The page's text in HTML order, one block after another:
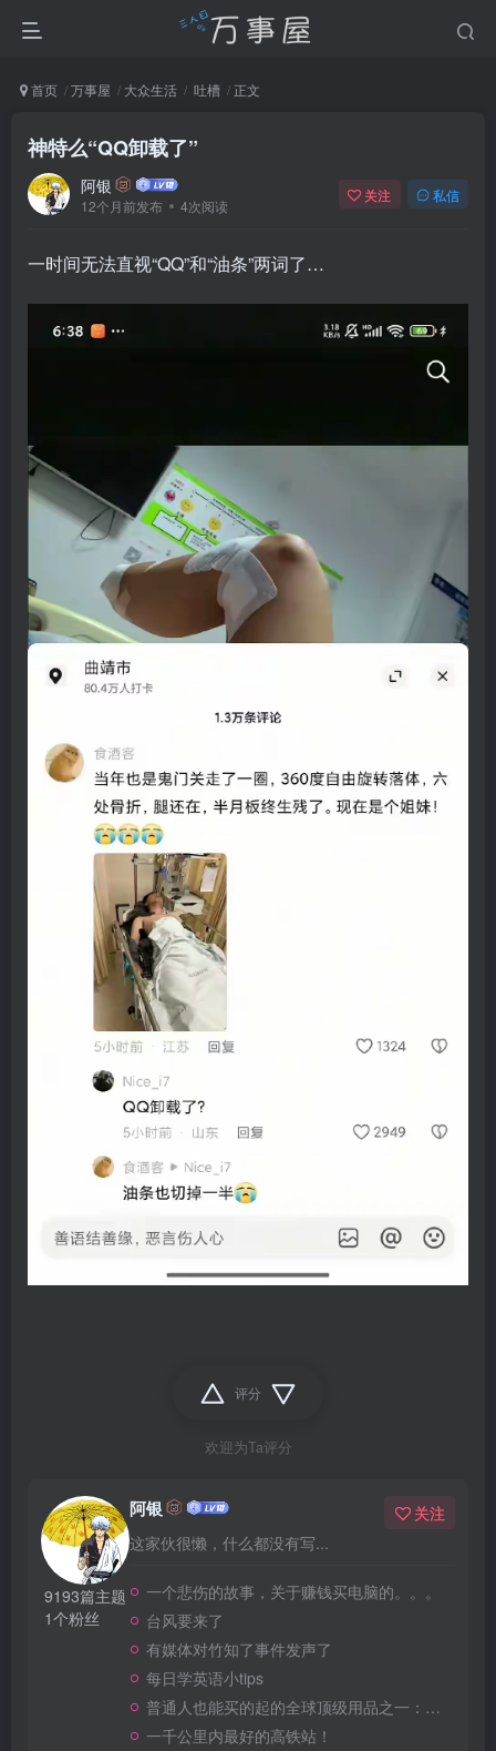
首页 万事屋 大众生活 吐槽 正文
神特么“QQ卸载了”
阿银
12个月前发布 4次阅读
关注 私信
一时间无法直视“QQ”和“油条”两词了…
评分
欢迎为Ta评分
9193篇主题
1个粉丝
阿银
这家伙很懒，什么都没有写...
关注
一个悲伤的故事，关于赚钱买电脑的。。。
台风要来了
有媒体对竹知了事件发声了
每日学英语小tips
普通人也能买的起的全球顶级用品之一：WD-40润滑除锈剂！
一千公里内最好的高铁站！